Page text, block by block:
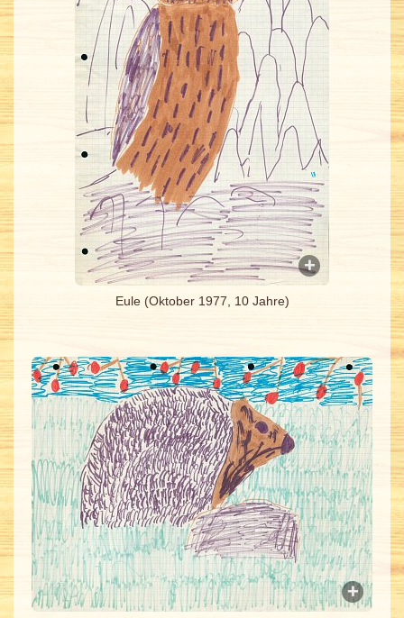
Eule (Oktober 1977, 10 Jahre)